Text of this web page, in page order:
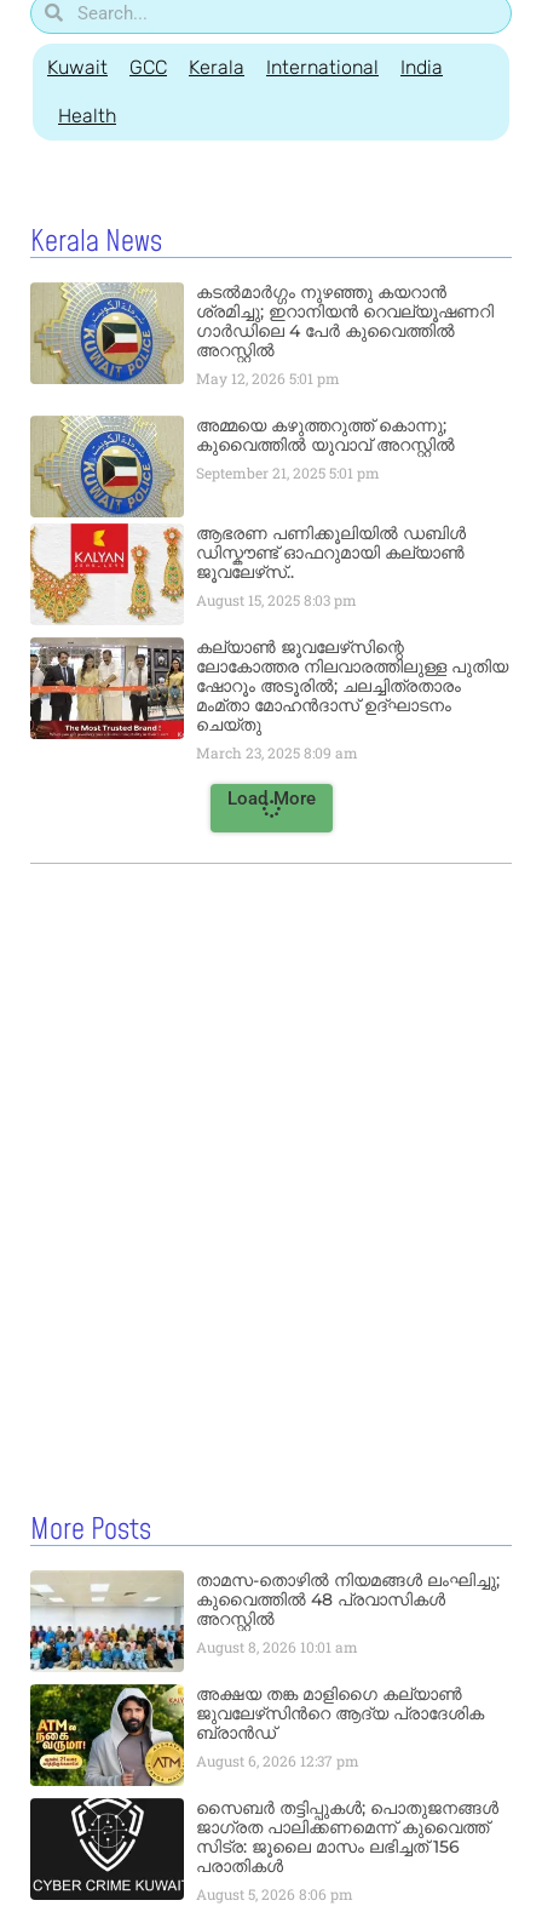
Kuwait GCC Kerala International India
Health
Kerala News
കടൽമാർഗ്ഗം നുഴഞ്ഞു കയറാൻ
ശ്രമിച്ചു; ഇറാനിയൻ റെവല്യൂഷണറി
ഗാർഡിലെ 4 പേർ കുവൈത്തിൽ
അറസ്റ്റിൽ
May 12, 20265:01 pm
അമ്മയെ കഴുത്തറുത്ത് കൊന്നു;
കുവൈത്തിൽ യുവാവ് അറസ്റ്റിൽ
September 21, 20255:01 pm
ആഭരണ പണിക്കൂലിയിൽ ഡബിൾ
ഡിസ്കൗണ്ട് ഓഫറുമായി കല്യാൺ
ജൂവലേഴ്‌സ്..
August 15, 20258:03 pm
കല്യാൺ ജൂവലേഴ്‌സിന്റെ
ലോകോത്തര നിലവാരത്തിലുള്ള പുതിയ
ഷോറൂം അടൂരിൽ; ചലച്ചിത്രതാരം
മംമ്താ മോഹൻദാസ് ഉദ്ഘാടനം
ചെയ്‌തു
March 23, 20258:09 am
Load More
More Posts
താമസ-തൊഴിൽ നിയമങ്ങൾ ലംഘിച്ചു;
കുവൈത്തിൽ 48 പ്രവാസികൾ
അറസ്റ്റിൽ
August 8, 2026 10:01 am
അക്ഷയ തങ്ക മാളിഗൈ കല്യാണ്‍
ജുവലേഴ്‌സിന്‍റെ ആദ്യ പ്രാദേശിക
ബ്രാന്‍ഡ്
August 6, 2026 12:37 pm
സൈബർ തട്ടിപ്പുകൾ; പൊതുജനങ്ങൾ
ജാഗ്രത പാലിക്കണമെന്ന് കുവൈത്ത്
സിട്ര: ജൂലൈ മാസം ലഭിച്ചത് 156
പരാതികൾ
August 5, 20268:06 pm